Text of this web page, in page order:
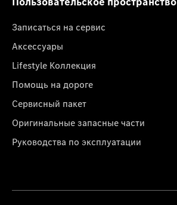
Записаться на сервис
Аксессуары
Lifestyle Коллекция
Помощь на дороге
Сервисный пакет
Оригинальные запасные части
Руководства по эксплуатации